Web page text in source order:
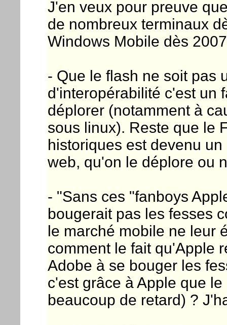
J'en veux pour preuve
de nombreux terminaux
Windows Mobile dès
- Que le flash ne soit pas
d'interopérabilité c'est un
déplorer (notamment à
sous linux). Reste que le
historiques est devenu
web, qu'on le déplore ou
- "Sans ces "fanboys
bougerait pas les fesses
le marché mobile ne leur
comment le fait qu'Apple
Adobe à se bouger les
c'est grâce à Apple que
beaucoup de retard) ?